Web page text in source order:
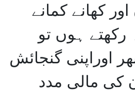
کھانے کمانے
ہوں تو
اوراپنی گنجائش
کی مالی مدد